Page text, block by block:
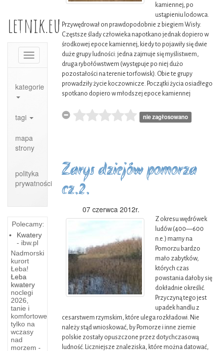
letnik.eu
Toggle
navigation
kategorie
tagi
mapa
strony
polityka
prywatności
Polecamy:
Kwatery
- ibw.pl
Nadmorski
kurort
Łeba!
Łeba
kwatery
noclegi
2026,
tanie i
komfortowe
tylko na
wczasy
nad
morzem -
Łowiectwo,
Paralotniarstwo
w
Obiekty
Militarne
Szlaku
Obiekty
militarne
kamiennej, po
ustąpieniu lodowca.
Przywędrował on prawdopodobnie z biegiem Wisły.
Częstsze ślady człowieka napotkano jednak dopiero w
środkowej epoce kamiennej, kiedy to pojawiły się dwie
duże grupy ludności: jedna zajmuje się myślistwem,
druga rybołówstwem (występuje po niej dużo
pozostałości na terenie torfowisk). Obie te grupy
prowadziły życie koczownicze. Początki życia osiadłego
spotkano dopiero w młodszej epoce kamiennej
nie zagłosowano
Zarys dziejów pomorza
cz.2.
07 czerwca 2012r.
Z okresu wędrówek
ludów (400—600
n.e.) marny na
Pomorzu bardzo
mało zabytków,
których czas
powstania dałoby się
dokładnie określić.
Przyczyną tego jest
upadek handlu z
cesarstwem rzymskim, które ulega rozkładowi. Nie
należy stąd wnioskować, by Pomorze i inne ziemie
polskie zostały opuszczone przez dotychczasową
ludność. Liczniejsze znaleziska, które można datować,